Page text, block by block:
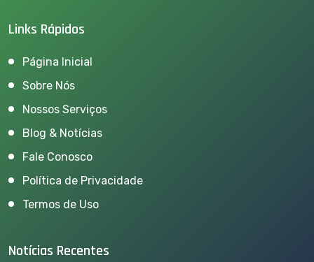
Links Rápidos
Página Inicial
Sobre Nós
Nossos Serviços
Blog & Notícias
Fale Conosco
Política de Privacidade
Termos de Uso
Notícias Recentes